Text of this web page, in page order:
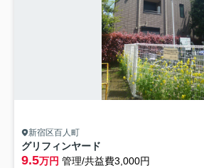
新宿区百人町
グリフィンヤード
9.5万円 管理/共益費3,000円